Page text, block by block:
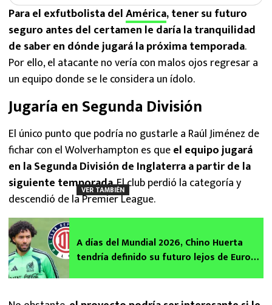
Para el exfutbolista delAmérica, tener su futuro
seguro antes del certamen le daría la tranquilidad
de saber en dónde jugará la próxima temporada.
Por ello, el atacante no vería con malos ojos regresar a
un equipo donde se le considera un ídolo.
Jugaría en Segunda División
El único punto que podría no gustarle a Raúl Jiménez de
fichar con el Wolverhampton es queel equipo jugará
en la Segunda División de Inglaterra a partir de la
siguiente temporada. El club perdió la categoría y
descendió de la Premier League.
VER TAMBIÉN
A días del Mundial 2026, Chino Huerta
tendría definido su futuro lejos de Europa